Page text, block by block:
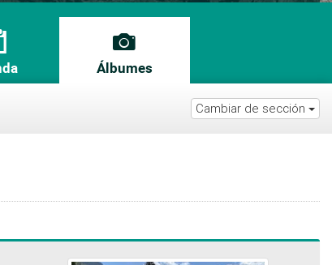
Álbumes
Cambiar de sección